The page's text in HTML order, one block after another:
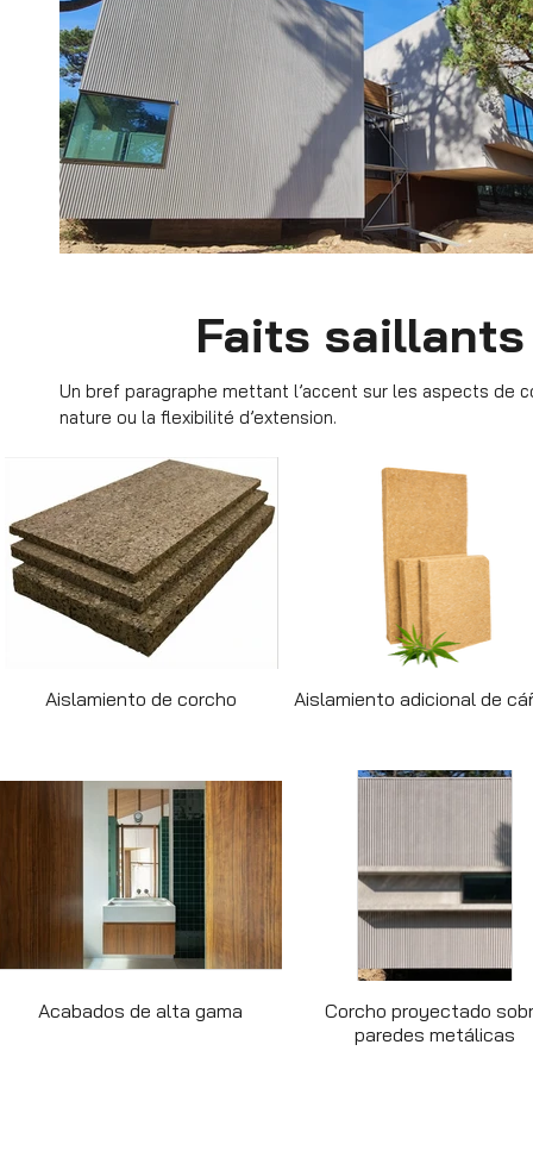
Faits
Un bref paragraphe mettant l’accent sur les aspects de
nature ou la flexibilité d’extension.
Aislamiento de corcho Aislamiento adicional de
Acabados de alta gama
Corcho proyectado
paredes metálicas